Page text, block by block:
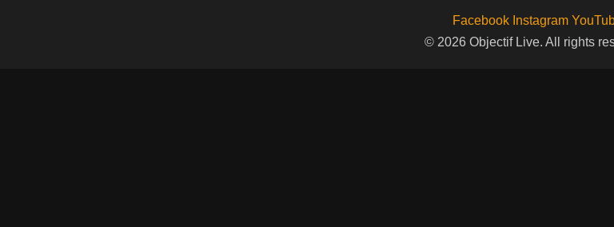
Facebook Instagram
© 2026 Objectif Live. All rights